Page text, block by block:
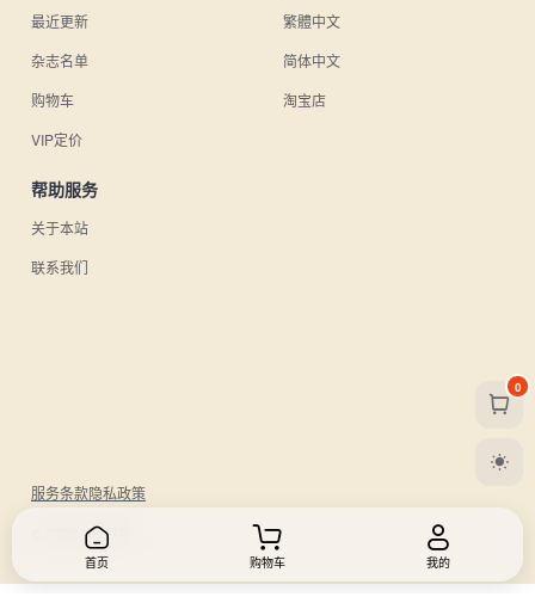
最近更新
杂志名单
购物车
VIP定价
繁體中文
简体中文
淘宝店
帮助服务
关于本站
联系我们
服务条款隐私政策
© 2026 UU日杂.
0
首页 购物车 我的